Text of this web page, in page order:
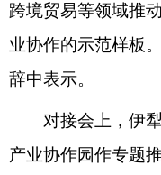
跨境贸易等领域推
业协作的示范样板
辞中表示。
对接会上，伊犁
产业协作园作专题